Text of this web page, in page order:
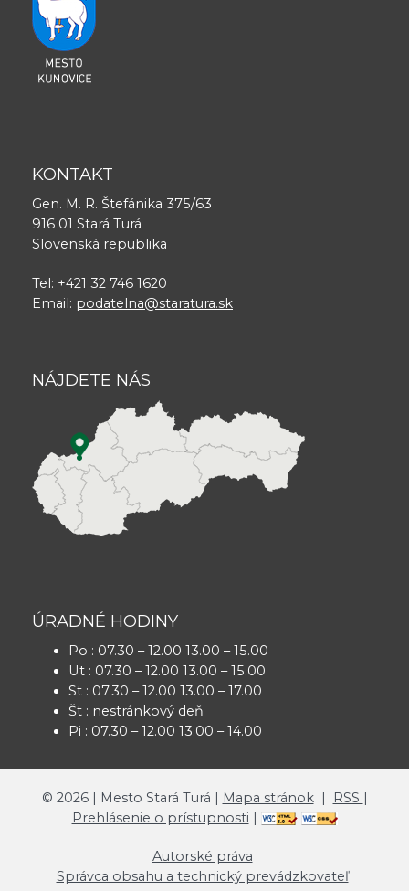
KONTAKT
Gen. M. R. Štefánika 375/63
916 01 Stará Turá
Slovenská republika
Tel: +421 32 746 1620
Email: podatelna@staratura.sk
NÁJDETE NÁS
ÚRADNÉ HODINY
Po : 07.30 – 12.00 13.00 – 15.00
Ut : 07.30 – 12.00 13.00 – 15.00
St : 07.30 – 12.00 13.00 – 17.00
Št : nestránkový deň
Pi : 07.30 – 12.00 13.00 – 14.00
© 2026| Mesto Stará Turá | Mapa stránok| RSS |
Prehlásenie o prístupnosti |
Autorské práva
Správca obsahu a technický prevádzkovateľ